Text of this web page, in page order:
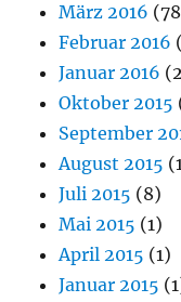
März 2016
Februar 2016
Januar 2016
Oktober 2015
September
August 2015
Juli 2015 (8)
Mai 2015 (1)
April 2015 (1)
Januar 2015